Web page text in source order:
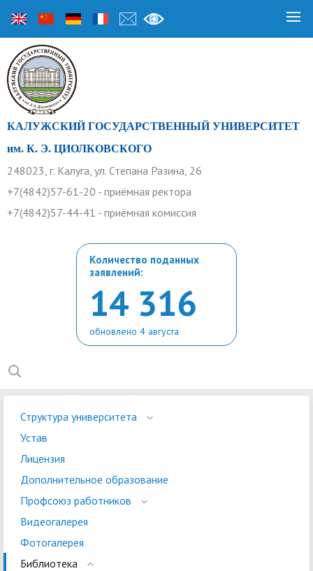
КАЛУЖСКИЙ ГОСУДАРСТВЕННЫЙ УНИВЕРСИТЕТ
им. К. Э. ЦИОЛКОВСКОГО
248023, г. Калуга, ул. Степана Разина, 26
+7(4842)57-61-20 - приёмная ректора
+7(4842)57-44-41 - приёмная комиссия
Количество поданных
заявлений:
14 316
обновлено 4 августа
Структура университета
Устав
Лицензия
Дополнительное образование
Профсоюз работников
Видеогалерея
Фотогалерея
Библиотека